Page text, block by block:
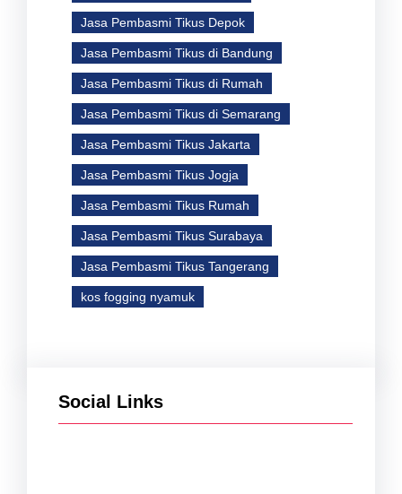
Jasa Pembasmi Tikus Depok
Jasa Pembasmi Tikus di Bandung
Jasa Pembasmi Tikus di Rumah
Jasa Pembasmi Tikus di Semarang
Jasa Pembasmi Tikus Jakarta
Jasa Pembasmi Tikus Jogja
Jasa Pembasmi Tikus Rumah
Jasa Pembasmi Tikus Surabaya
Jasa Pembasmi Tikus Tangerang
kos fogging nyamuk
Social Links